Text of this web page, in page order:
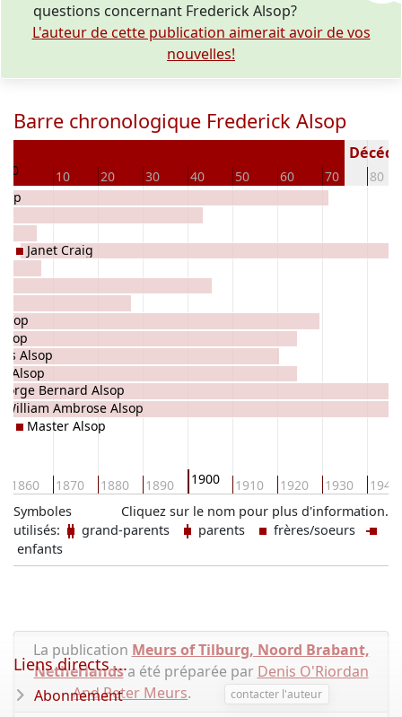
questions concernant Frederick Alsop?
L'auteur de cette publication aimerait avoir de vos
nouvelles!
Barre chronologique Frederick Alsop
0 10 20 30 40 50 60 70 80
1860 1870 1880 1890 1900 1910 1920 1930 1940
Alsop
Alsop
Bernard Alsop
William Ambrose Alsop
Janet Craig
Master Alsop
Cliquez sur le nom pour plus d'information.
Symboles
utilisés:
grand-parents parents
frères/soeurs
enfants
La publication Meurs of Tilburg, Noord Brabant,
Netherlandsa été préparée par Denis O'Riordan
And Peter Meurs. contacter l'auteur
Liens directs ...
Abonnement